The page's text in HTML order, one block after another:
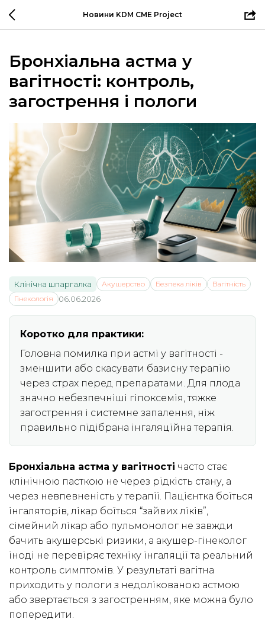
Новини KDM CME Project
Бронхіальна астма у
вагітності: контроль,
загострення і пологи
Клінічна шпаргалка Акушерство Безпека ліків
Вагітність
Гінекологія
06.06.2026
Коротко для практики:
Головна помилка при астмі у вагітності -
зменшити або скасувати базисну терапію
через страх перед препаратами. Для плода
значно небезпечніші гіпоксемія, тяжке
загострення і системне запалення, ніж
правильно підібрана інгаляційна терапія.
Бронхіальна астма у вагітності часто стає
клінічною пасткою не через рідкість стану, а
через невпевненість у терапії. Пацієнтка боїться
інгаляторів, лікар боїться “зайвих ліків”,
сімейний лікар або пульмонолог не завжди
бачить акушерські ризики, а акушер-гінеколог
іноді не перевіряє техніку інгаляції та реальний
контроль симптомів. У результаті вагітна
приходить у пологи з недолікованою астмою
або звертається з загостренням, яке можна було
попередити.